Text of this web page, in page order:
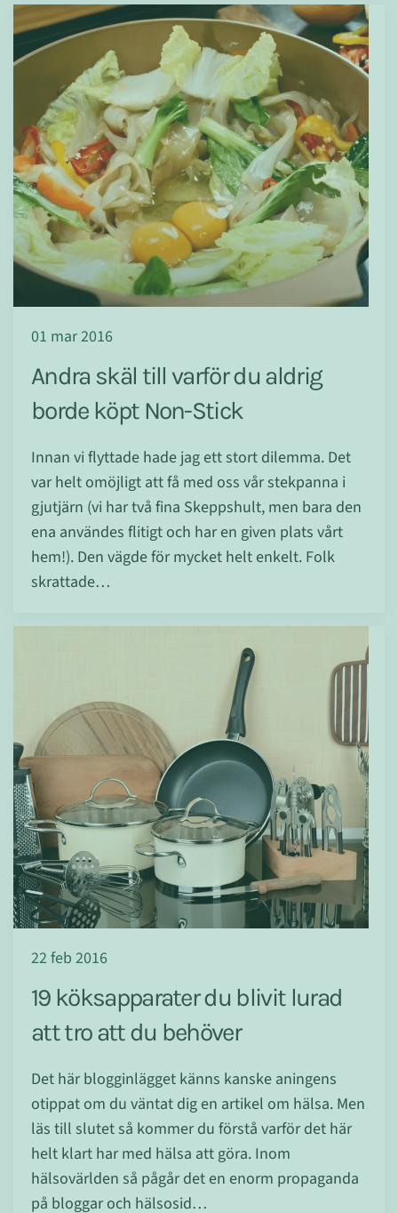
01 mar 2016
Andra skäl till varför du aldrig
borde köpt Non-Stick
Innan vi flyttade hade jag ett stort dilemma. Det
var helt omöjligt att få med oss vår stekpanna i
gjutjärn (vi har två fina Skeppshult, men bara den
ena användes flitigt och har en given plats vårt
hem!). Den vägde för mycket helt enkelt. Folk
skrattade…
22 feb 2016
19 köksapparater du blivit lurad
att tro att du behöver
Det här blogginlägget känns kanske aningens
otippat om du väntat dig en artikel om hälsa. Men
läs till slutet så kommer du förstå varför det här
helt klart har med hälsa att göra. Inom
hälsovärlden så pågår det en enorm propaganda
på bloggar och hälsosid…